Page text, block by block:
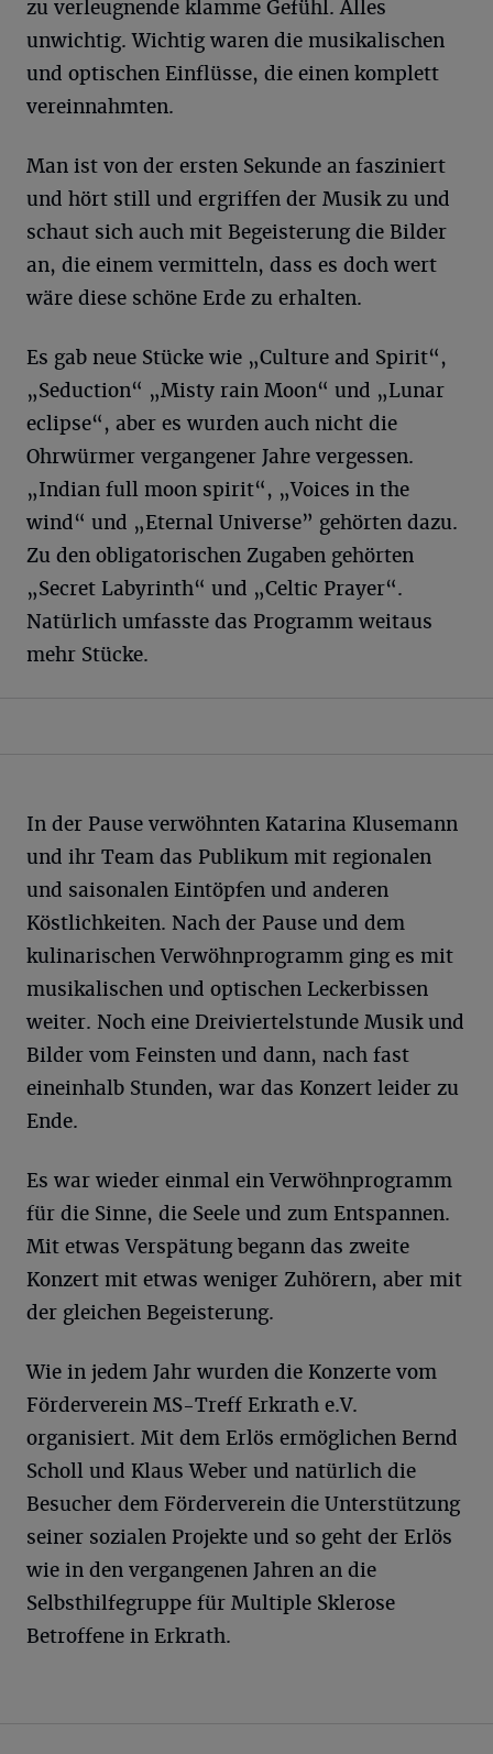
zu verleugnende klamme Gefühl. Alles
unwichtig. Wichtig waren die musikalischen
und optischen Einflüsse, die einen komplett
vereinnahmten.
Man ist von der ersten Sekunde an fasziniert
und hört still und ergriffen der Musik zu und
schaut sich auch mit Begeisterung die Bilder
an, die einem vermitteln, dass es doch wert
wäre diese schöne Erde zu erhalten.
Es gab neue Stücke wie „Culture and Spirit“,
„Seduction“ „Misty rain Moon“ und „Lunar
eclipse“, aber es wurden auch nicht die
Ohrwürmer vergangener Jahre vergessen.
„Indian full moon spirit“, „Voices in the
wind“ und „Eternal Universe” gehörten dazu.
Zu den obligatorischen Zugaben gehörten
„Secret Labyrinth“ und „Celtic Prayer“.
Natürlich umfasste das Programm weitaus
mehr Stücke.
In der Pause verwöhnten Katarina Klusemann
und ihr Team das Publikum mit regionalen
und saisonalen Eintöpfen und anderen
Köstlichkeiten. Nach der Pause und dem
kulinarischen Verwöhnprogramm ging es mit
musikalischen und optischen Leckerbissen
weiter. Noch eine Dreiviertelstunde Musik und
Bilder vom Feinsten und dann, nach fast
eineinhalb Stunden, war das Konzert leider zu
Ende.
Es war wieder einmal ein Verwöhnprogramm
für die Sinne, die Seele und zum Entspannen.
Mit etwas Verspätung begann das zweite
Konzert mit etwas weniger Zuhörern, aber mit
der gleichen Begeisterung.
Wie in jedem Jahr wurden die Konzerte vom
Förderverein MS-Treff Erkrath e.V.
organisiert. Mit dem Erlös ermöglichen Bernd
Scholl und Klaus Weber und natürlich die
Besucher dem Förderverein die Unterstützung
seiner sozialen Projekte und so geht der Erlös
wie in den vergangenen Jahren an die
Selbsthilfegruppe für Multiple Sklerose
Betroffene in Erkrath.